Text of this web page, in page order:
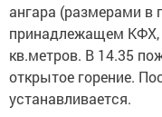
ангара (размерами в
принадлежащем КФХ,
кв.метров. В 14.35
открытое горение.
устанавливается.